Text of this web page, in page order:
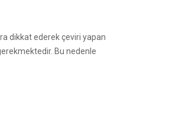
dikkat ederek çeviri yapan
Bu nedenle